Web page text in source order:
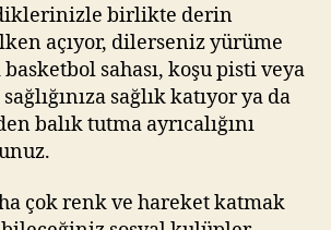
birlikte derin
açıyor, dilerseniz yürüme
sahası, koşu pisti veya
sağlık katıyor ya da
balık tutma ayrıcalığını
çok renk ve hareket katmak